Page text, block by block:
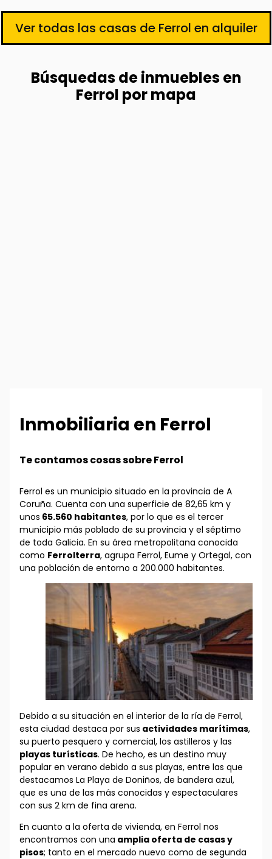
Ver todas las casas de Ferrol en alquiler
Búsquedas de inmuebles en
Ferrol por mapa
Inmobiliaria en Ferrol
Te contamos cosas sobre Ferrol
Ferrol es un municipio situado en la provincia de A
Coruña. Cuenta con una superficie de 82,65 km y
unos 65.560 habitantes, por lo que es el tercer
municipio más poblado de su provincia y el séptimo
de toda Galicia. En su área metropolitana conocida
como Ferrolterra, agrupa Ferrol, Eume y Ortegal, con
una población de entorno a 200.000 habitantes.
Debido a su situación en el interior de la ría de Ferrol,
esta ciudad destaca por sus actividades marítimas,
su puerto pesquero y comercial, los astilleros y las
playas turísticas. De hecho, es un destino muy
popular en verano debido a sus playas, entre las que
destacamos La Playa de Doniños, de bandera azul,
que es una de las más conocidas y espectaculares
con sus 2 km de fina arena.
En cuanto a la oferta de vivienda, en Ferrol nos
encontramos con una amplia oferta de casas y
pisos; tanto en el mercado nuevo como de segunda